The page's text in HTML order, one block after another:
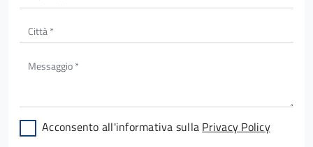
Acconsento all'informativa sulla Privacy Policy